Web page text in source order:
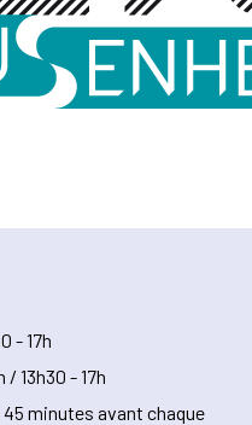
- 17h
/ 13h30 - 17h
minutes avant chaque